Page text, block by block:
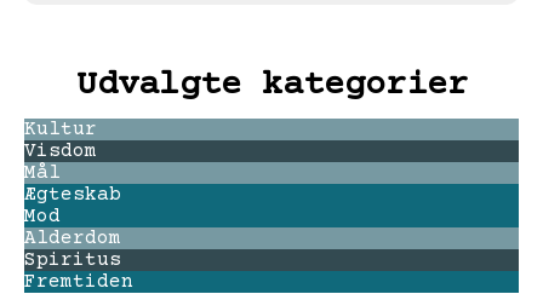
Udvalgte kategorier
Kultur
Visdom
Mål
Ægteskab
Mod
Alderdom
Spiritus
Fremtiden